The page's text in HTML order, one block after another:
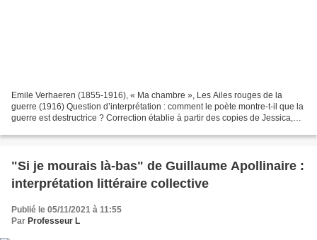
Emile Verhaeren (1855-1916), « Ma chambre », Les Ailes rouges de la
guerre (1916) Question d’interprétation : comment le poète montre-t-il que la
guerre est destructrice ? Correction établie à partir des copies de Jessica,
"Si je mourais là-bas" de Guillaume Apollinaire :
interprétation littéraire collective
Publié le 05/11/2021 à 11:55
Par Professeur L